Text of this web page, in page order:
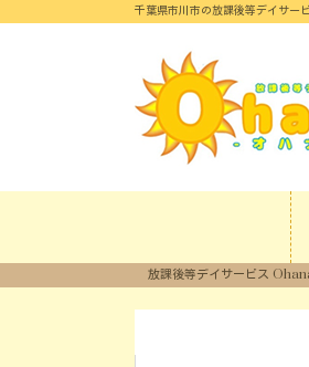
千葉県市川市の放課後等デイサー
放課後等デイサービス